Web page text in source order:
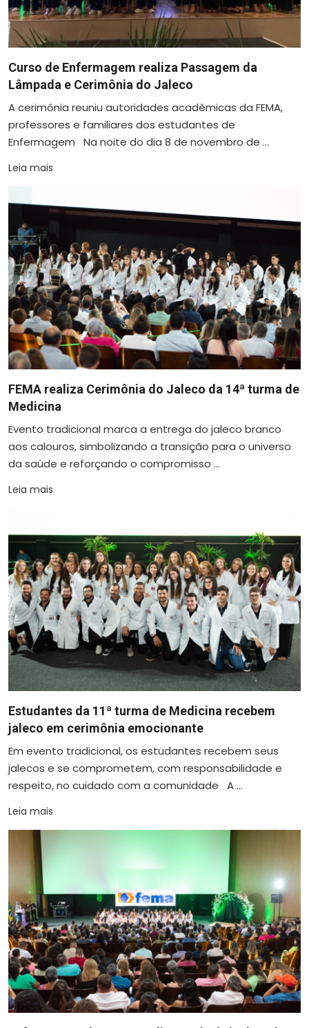
Curso de Enfermagem realiza Passagem da
Lâmpada e Cerimônia do Jaleco
A cerimônia reuniu autoridades acadêmicas da FEMA,
professores e familiares dos estudantes de
Enfermagem Na noite do dia 8 de novembro de ...
Leia mais
FEMA realiza Cerimônia do Jaleco da 14ª turma de
Medicina
Evento tradicional marca a entrega do jaleco branco
aos calouros, simbolizando a transição para o universo
da saúde e reforçando o compromisso ...
Leia mais
Estudantes da 11ª turma de Medicina recebem
jaleco em cerimônia emocionante
Em evento tradicional, os estudantes recebem seus
jalecos e se comprometem, com responsabilidade e
respeito, no cuidado com a comunidade A ...
Leia mais